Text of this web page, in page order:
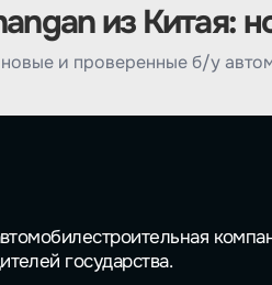
из Китая:
и проверенные б/у
государства.